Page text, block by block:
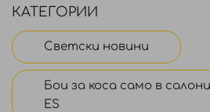
КАТЕГОРИИ
Светски новини
Бои за коса само в
ES